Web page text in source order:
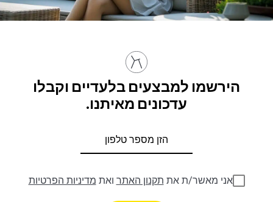
הירשמו למבצעים בלעדיים וקבלו
עדכונים מאיתנו.
אני מאשר/ת את תקנון האתר ואת מדיניות הפרטיות